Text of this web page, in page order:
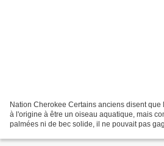
Nation Cherokee Certains anciens disent
à l'origine à être un oiseau aquatique, mais
palmées ni de bec solide, il ne pouvait pas